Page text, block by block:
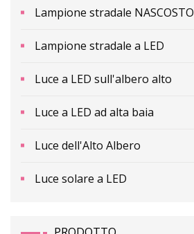
Lampione stradale NASCOSTO
Lampione stradale a LED
Luce a LED sull'albero alto
Luce a LED ad alta baia
Luce dell'Alto Albero
Luce solare a LED